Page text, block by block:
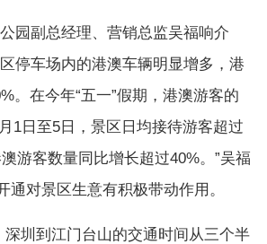
园副总经理、营销总监吴福响介
停车场内的港澳车辆明显增多，港
。在今年“五一”假期，港澳游客的
1日至5日，景区日均接待游客超过
游客数量同比增长超过40%。”吴福
通对景区生意有积极带动作用。
深圳到江门台山的交通时间从三个半